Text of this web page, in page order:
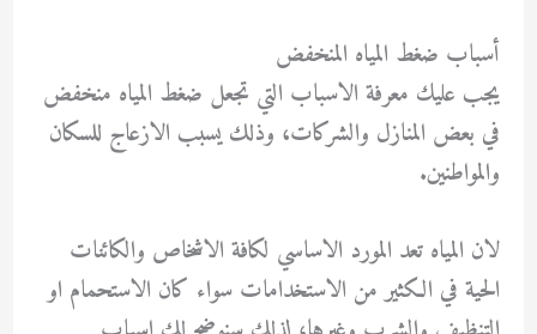
أسباب ضغط المياه المنخفض
يجب عليك معرفة الاسباب التي تجعل ضغط المياه منخفض
في بعض المنازل والشركات، وذلك يسبب الازعاج للسكان
والمواطنين.
لان المياه تعد المورد الاساسي لكافة الاشخاص والكائنات
الحية في الكثير من الاستخدامات سواء كان الاستحمام او